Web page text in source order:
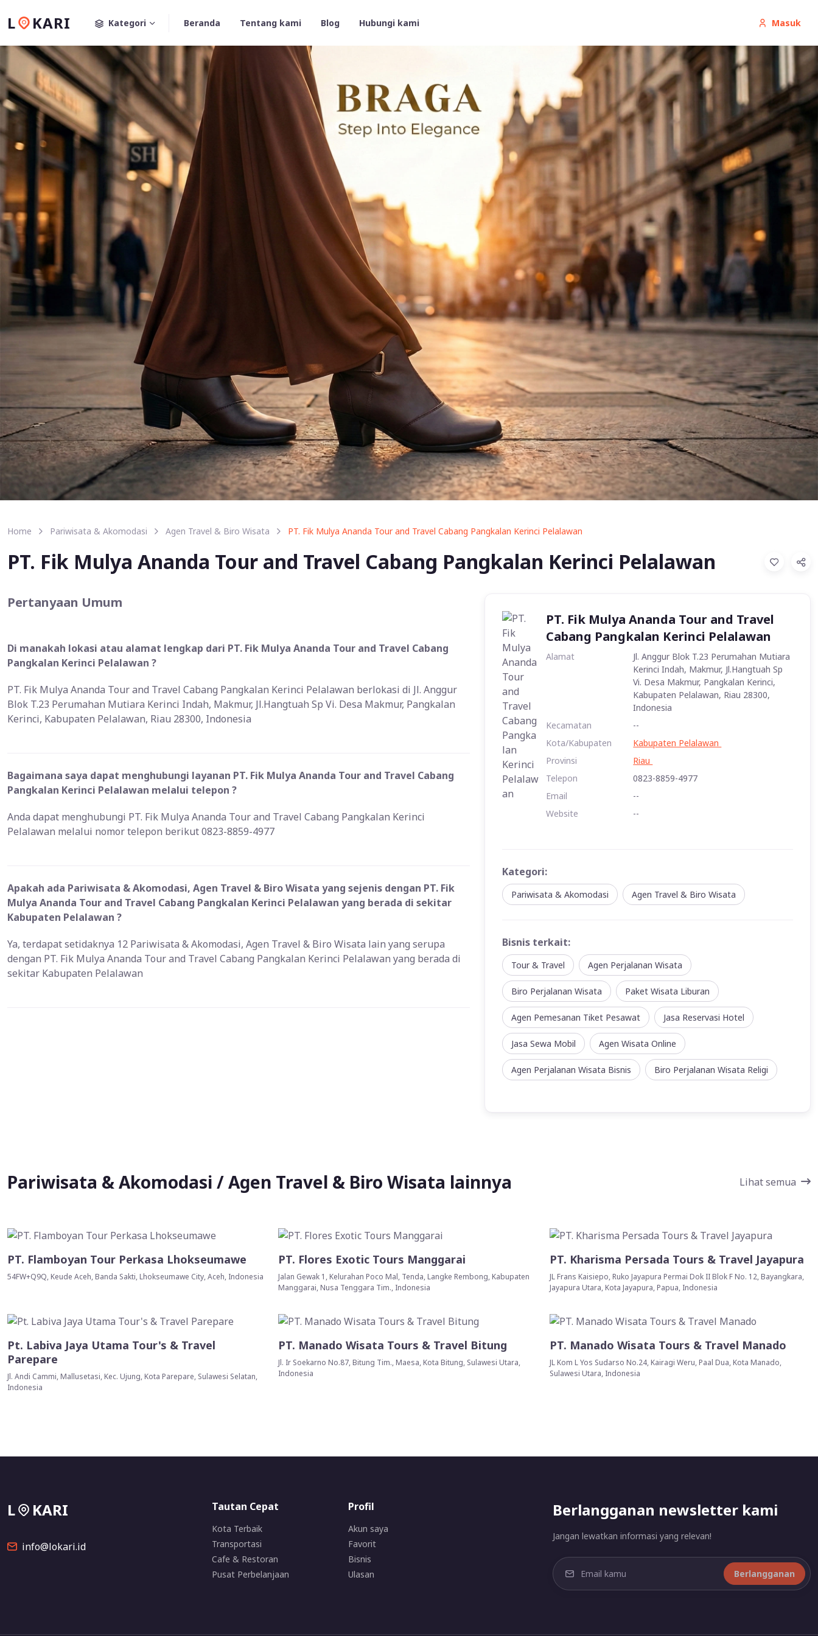
L KARI Masuk
Kategori Beranda Tentang kami Blog Hubungi kami
Home Pariwisata & Akomodasi Agen Travel & Biro Wisata PT. Fik Mulya Ananda Tour and Travel Cabang Pangkalan Kerinci Pelalawan
PT. Fik Mulya Ananda Tour and Travel Cabang Pangkalan Kerinci Pelalawan
PT. Fik Mulya Ananda Tour and Travel
Cabang Pangkalan Kerinci Pelalawan
Alamat
Jl. Anggur Blok T.23 Perumahan Mutiara
Kerinci Indah, Makmur, Jl.Hangtuah Sp
Vi. Desa Makmur, Pangkalan Kerinci,
Kabupaten Pelalawan, Riau 28300,
Indonesia
Kecamatan
--
Kota/Kabupaten
Kabupaten Pelalawan
Provinsi
Riau
Telepon
0823-8859-4977
Email
--
Website
--
Kategori:
Pariwisata & Akomodasi Agen Travel & Biro Wisata
Bisnis terkait:
Tour & Travel Agen Perjalanan Wisata
Biro Perjalanan Wisata Paket Wisata Liburan
Agen Pemesanan Tiket Pesawat Jasa Reservasi Hotel
Jasa Sewa Mobil Agen Wisata Online
Agen Perjalanan Wisata Bisnis Biro Perjalanan Wisata Religi
Pertanyaan Umum
Di manakah lokasi atau alamat lengkap dari PT. Fik Mulya Ananda Tour and Travel Cabang
Pangkalan Kerinci Pelalawan ?
PT. Fik Mulya Ananda Tour and Travel Cabang Pangkalan Kerinci Pelalawan berlokasi di Jl. Anggur
Blok T.23 Perumahan Mutiara Kerinci Indah, Makmur, Jl.Hangtuah Sp Vi. Desa Makmur, Pangkalan
Kerinci, Kabupaten Pelalawan, Riau 28300, Indonesia
Bagaimana saya dapat menghubungi layanan PT. Fik Mulya Ananda Tour and Travel Cabang
Pangkalan Kerinci Pelalawan melalui telepon ?
Anda dapat menghubungi PT. Fik Mulya Ananda Tour and Travel Cabang Pangkalan Kerinci
Pelalawan melalui nomor telepon berikut 0823-8859-4977
Apakah ada Pariwisata & Akomodasi, Agen Travel & Biro Wisata yang sejenis dengan PT. Fik
Mulya Ananda Tour and Travel Cabang Pangkalan Kerinci Pelalawan yang berada di sekitar
Kabupaten Pelalawan ?
Ya, terdapat setidaknya 12 Pariwisata & Akomodasi, Agen Travel & Biro Wisata lain yang serupa
dengan PT. Fik Mulya Ananda Tour and Travel Cabang Pangkalan Kerinci Pelalawan yang berada di
sekitar Kabupaten Pelalawan
Pariwisata & Akomodasi / Agen Travel & Biro Wisata lainnya Lihat semua
PT. Flamboyan Tour Perkasa Lhokseumawe
54FW+Q9Q, Keude Aceh, Banda Sakti, Lhokseumawe City, Aceh, Indonesia
PT. Flores Exotic Tours Manggarai
Jalan Gewak 1, Kelurahan Poco Mal, Tenda, Langke Rembong, Kabupaten
Manggarai, Nusa Tenggara Tim., Indonesia
PT. Kharisma Persada Tours & Travel Jayapura
JL Frans Kaisiepo, Ruko Jayapura Permai Dok II Blok F No. 12, Bayangkara,
Jayapura Utara, Kota Jayapura, Papua, Indonesia
Pt. Labiva Jaya Utama Tour's & Travel
Parepare
Jl. Andi Cammi, Mallusetasi, Kec. Ujung, Kota Parepare, Sulawesi Selatan,
Indonesia
PT. Manado Wisata Tours & Travel Bitung
Jl. Ir Soekarno No.87, Bitung Tim., Maesa, Kota Bitung, Sulawesi Utara,
Indonesia
PT. Manado Wisata Tours & Travel Manado
JL Kom L Yos Sudarso No.24, Kairagi Weru, Paal Dua, Kota Manado,
Sulawesi Utara, Indonesia
L KARI
info@lokari.id
Tautan Cepat
Kota Terbaik
Transportasi
Cafe & Restoran
Pusat Perbelanjaan
Profil
Akun saya
Favorit
Bisnis
Ulasan
Berlangganan newsletter kami
Jangan lewatkan informasi yang relevan!
Berlangganan